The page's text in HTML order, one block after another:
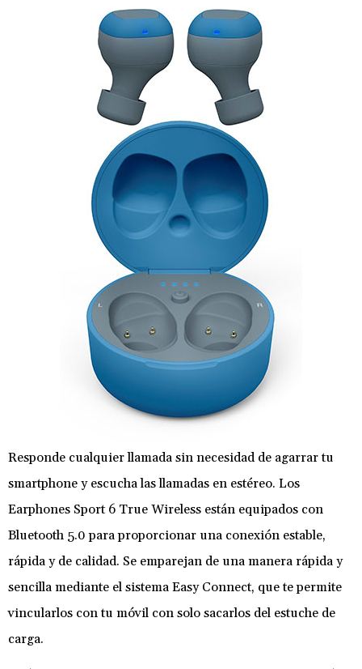
Responde cualquier llamada sin necesidad de agarrar tu
smartphone y escucha las llamadas en estéreo. Los
Earphones Sport 6 True Wireless están equipados con
Bluetooth 5.0 para proporcionar una conexión estable,
rápida y de calidad. Se emparejan de una manera rápida y
sencilla mediante el sistema Easy Connect, que te permite
vincularlos con tu móvil con solo sacarlos del estuche de
carga.